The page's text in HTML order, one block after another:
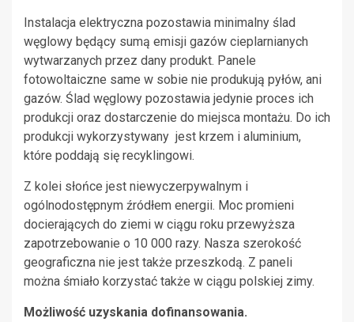
Instalacja elektryczna pozostawia minimalny ślad
węglowy będący sumą emisji gazów cieplarnianych
wytwarzanych przez dany produkt. Panele
fotowoltaiczne same w sobie nie produkują pyłów, ani
gazów. Ślad węglowy pozostawia jedynie proces ich
produkcji oraz dostarczenie do miejsca montażu. Do ich
produkcji wykorzystywany jest krzem i aluminium,
które poddają się recyklingowi.
Z kolei słońce jest niewyczerpywalnym i
ogólnodostępnym źródłem energii. Moc promieni
docierających do ziemi w ciągu roku przewyższa
zapotrzebowanie o 10 000 razy. Nasza szerokość
geograficzna nie jest także przeszkodą. Z paneli
można śmiało korzystać także w ciągu polskiej zimy.
Możliwość uzyskania dofinansowania.